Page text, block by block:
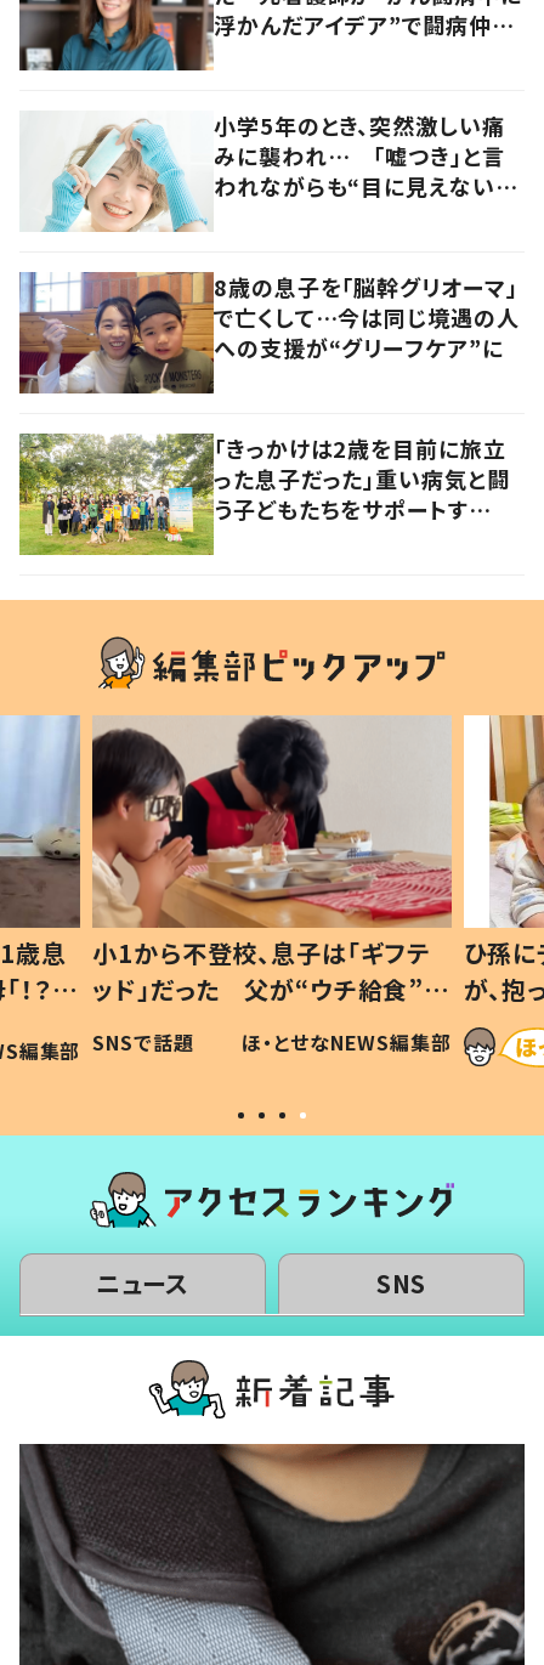
浮かんだアイデア”で闘病仲間
小学5年のとき、突然激しい痛
みに襲われ… 「嘘つき」と言
われながらも“目に見えない
8歳の息子を「脳幹グリオーマ」
で亡くして…今は同じ境遇の人
への支援が“グリーフケア”に
「きっかけは2歳を目前に旅立
った息子だった」重い病気と闘
う子どもたちをサポートす
歳息
？」
編集部
小1から不登校、息子は「ギフテ
ッド」だった 父が“ウチ給食”を
作り続ける理由とは #令和の親
#令和の子
SNSで話題 ほ・とせなNEWS編集部
ひ孫
が、
「涙が
い」
ニュース SNS